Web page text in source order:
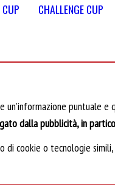
CHALLENGE CUP
puntuale e
dalla pubblicità, in
di cookie o tecnologie